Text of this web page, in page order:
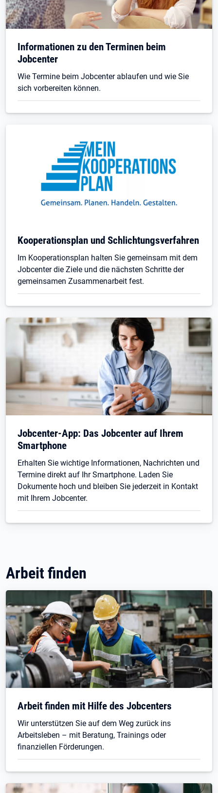
Informationen zu den Terminen beim
Jobcenter
Wie Termine beim Jobcenter ablaufen und wie Sie
sich vorbereiten können.
Kooperationsplan und Schlichtungsverfahren
Im Kooperationsplan halten Sie gemeinsam mit dem
Jobcenter die Ziele und die nächsten Schritte der
gemeinsamen Zusammenarbeit fest.
Jobcenter-App: Das Jobcenter auf Ihrem
Smartphone
Erhalten Sie wichtige Informationen, Nachrichten und
Termine direkt auf Ihr Smartphone. Laden Sie
Dokumente hoch und bleiben Sie jederzeit in Kontakt
mit Ihrem Jobcenter.
Arbeit finden
Arbeit finden mit Hilfe des Jobcenters
Wir unterstützen Sie auf dem Weg zurück ins
Arbeitsleben – mit Beratung, Trainings oder
finanziellen Förderungen.